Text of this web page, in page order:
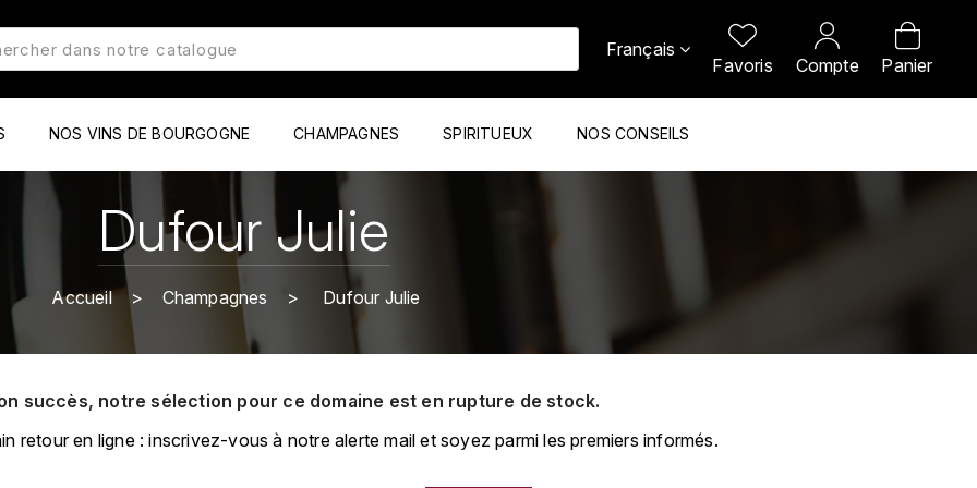
Français
Favoris Compte Panier
NOS VINS DE BOURGOGNE CHAMPAGNES SPIRITUEUX NOS CONSEILS
Dufour Julie
Accueil Champagnes Dufour Julie
succès, notre sélection pour ce domaine est en rupture de stock.
retour en ligne : inscrivez-vous à notre alerte mail et soyez parmi les premiers informés.